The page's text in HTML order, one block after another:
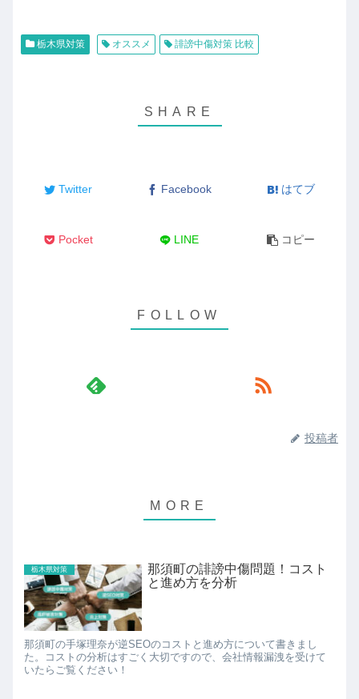
栃木県対策 オススメ 誹謗中傷対策 比較
Twitter Facebook はてブ
Pocket LINE コピー
投稿者
栃木県対策
那須町の誹謗中傷問題！コスト
と進め方を分析
那須町の手塚理奈が逆SEOのコストと進め方について書きまし
た。コストの分析はすごく大切ですので、会社情報漏洩を受けて
いたらご覧ください！